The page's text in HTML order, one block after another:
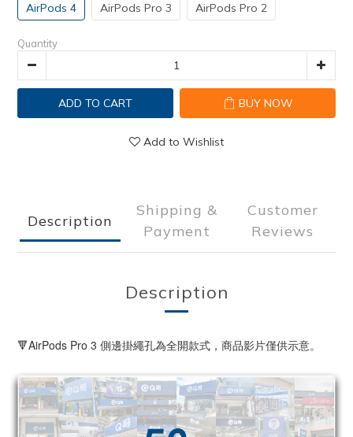
AirPods 4 AirPods Pro 3 AirPods Pro 2
Quantity
ADD TO CART BUY NOW
Add to Wishlist
Description
Shipping &
Payment
Customer
Reviews
Description
🔻AirPods Pro 3 側邊掛繩孔為全開款式，商品影片僅供示意。